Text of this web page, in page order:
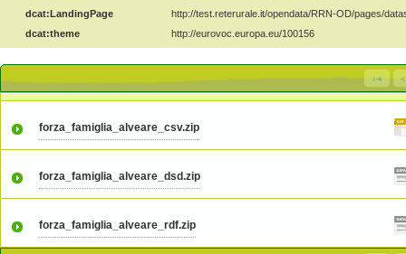
dcat:LandingPage
http://test.reterurale.it/opendata/RRN-OD/pages/
dcat:theme
http://eurovoc.europa.eu/100156
forza_famiglia_alveare_csv.zip
forza_famiglia_alveare_dsd.zip
forza_famiglia_alveare_rdf.zip